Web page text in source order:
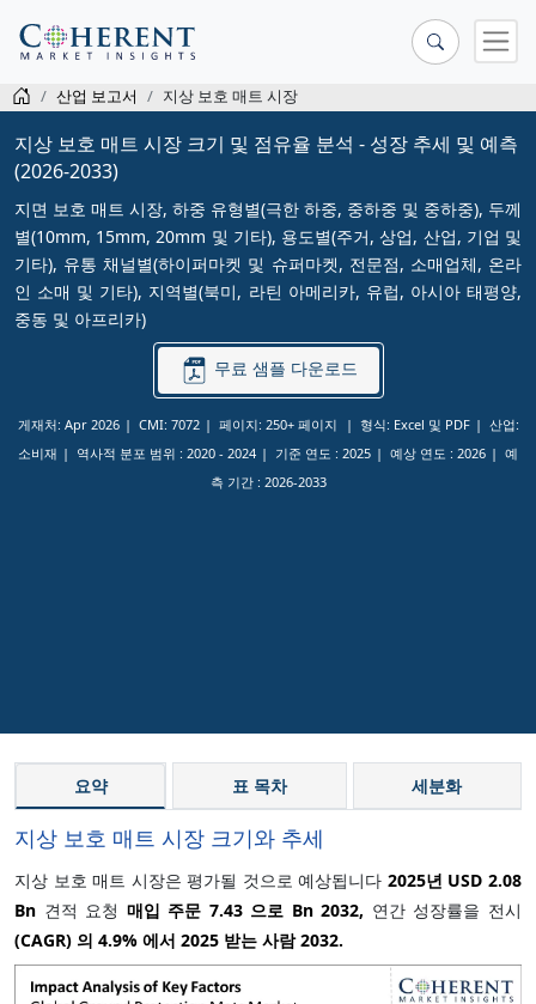
산업 보고서 지상 보호 매트 시장
지상 보호 매트 시장 크기 및 점유율 분석 - 성장 추세 및 예측
(2026-2033)
지면 보호 매트 시장, 하중 유형별(극한 하중, 중하중 및 중하중), 두께
별(10mm, 15mm, 20mm 및 기타), 용도별(주거, 상업, 산업, 기업 및
기타), 유통 채널별(하이퍼마켓 및 슈퍼마켓, 전문점, 소매업체, 온라
인 소매 및 기타), 지역별(북미, 라틴 아메리카, 유럽, 아시아 태평양,
중동 및 아프리카)
무료 샘플 다운로드
게재처: Apr 2026 CMI: 7072 페이지: 250+ 페이지 형식: Excel 및 PDF
산업:
소비재
역사적 분포 범위 : 2020 - 2024 기준 연도 : 2025 예상 연도 : 2026
예
측 기간 : 2026-2033
요약 표 목차 세분화
지상 보호 매트 시장 크기와 추세
지상 보호 매트 시장은 평가될 것으로 예상됩니다 2025년 USD 2.08
Bn 견적 요청 매입 주문 7.43 으로 Bn 2032, 연간 성장률을 전시
(CAGR) 의 4.9% 에서 2025 받는 사람 2032.